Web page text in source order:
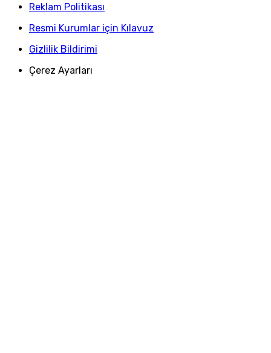
Reklam Politikası
Resmi Kurumlar için Kılavuz
Gizlilik Bildirimi
Çerez Ayarları